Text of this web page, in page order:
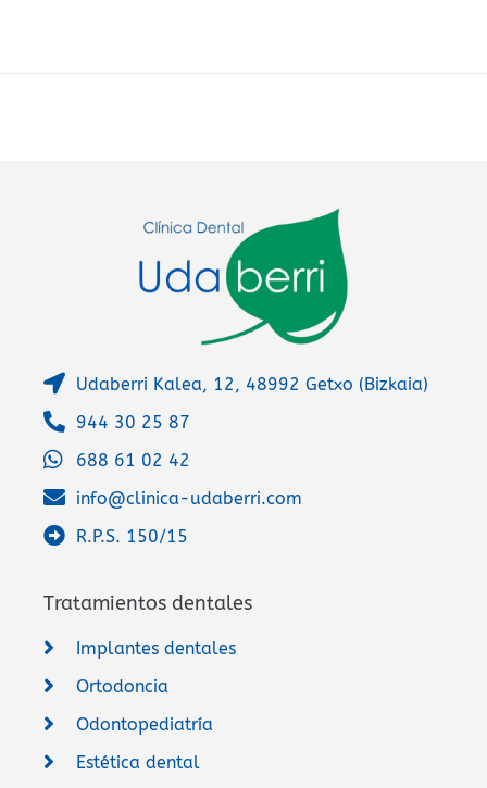
Udaberri Kalea, 12, 48992 Getxo (Bizkaia)
944 30 25 87
688 61 02 42
info@clinica-udaberri.com
R.P.S. 150/15
Tratamientos dentales
Implantes dentales
Ortodoncia
Odontopediatría
Estética dental